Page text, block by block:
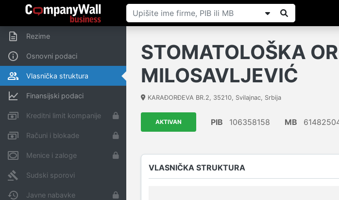
Rezime
Osnovni podaci
Vlasnička struktura
Finansijski podaci
Kreditni limit kompanije
Računi i blokade
Menice i zaloge
Sudski sporovi
Javne nabavke
STOMATOLOŠKA
MILOSAVLJEVIĆ
KARAĐORĐEVA BR.2, 35210, Svilajnac, Srbija
AKTIVAN PIB 106358158 MB
VLASNIČKA STRUKTURA